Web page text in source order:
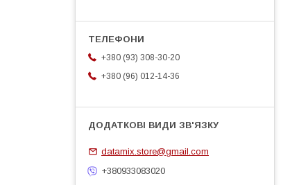
+380 (93) 308-30-20
+380 (96) 012-14-36
datamix.store@gmail.com
+380933083020